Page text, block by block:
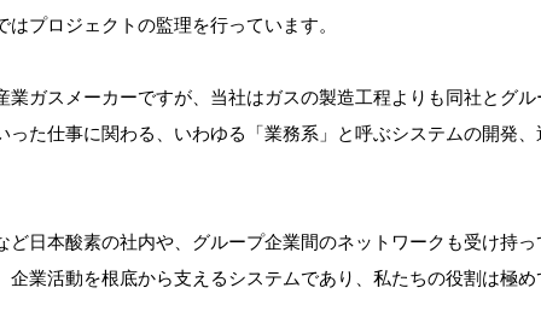
プロジェクトの監理を行っています。
業ガスメーカーですが、当社はガスの製造工程よりも同社とグ
った仕事に関わる、いわゆる「業務系」と呼ぶシステムの開発
ど日本酸素の社内や、グループ企業間のネットワークも受け持
企業活動を根底から支えるシステムであり、私たちの役割は極